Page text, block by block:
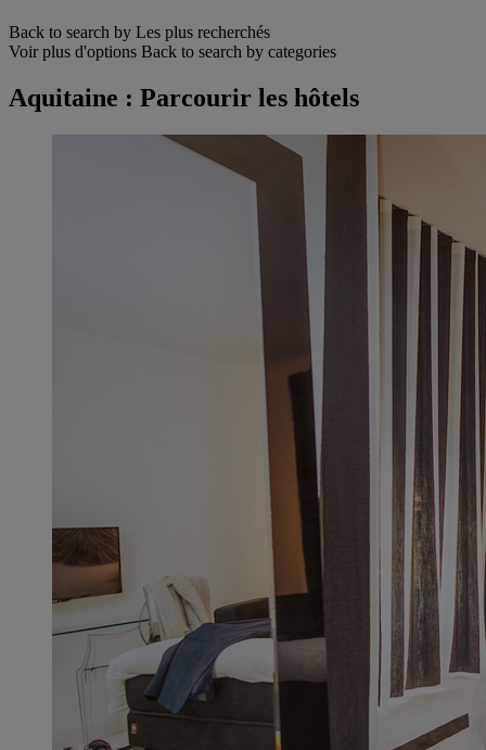
Back to search by Les plus recherchés
Voir plus d'options Back to search by categories
Aquitaine : Parcourir les hôtels